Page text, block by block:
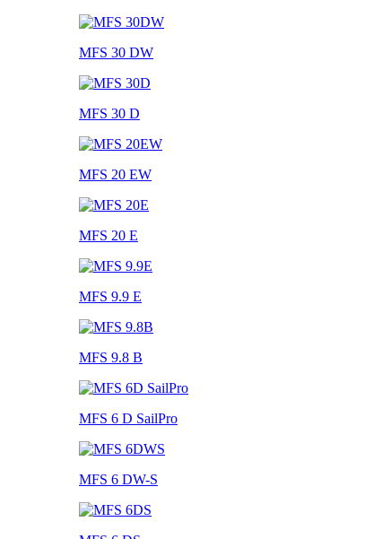
MFS 30 DW
MFS 30 D
MFS 20 EW
MFS 20 E
MFS 9.9 E
MFS 9.8 B
MFS 6 D SailPro
MFS 6 DW-S